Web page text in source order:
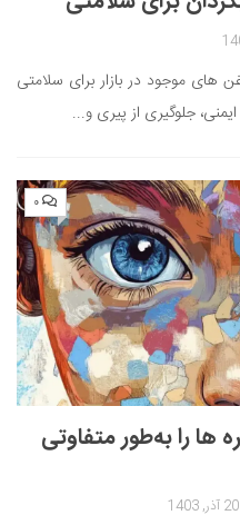
های موجود در بازار برای سلامتی
جلوگیری از پیری و...
۰
ها را به‌طور متفاوتی
20 آذر, 1403